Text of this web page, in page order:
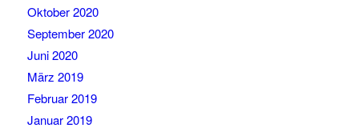
Oktober 2020
September 2020
Juni 2020
März 2019
Februar 2019
Januar 2019